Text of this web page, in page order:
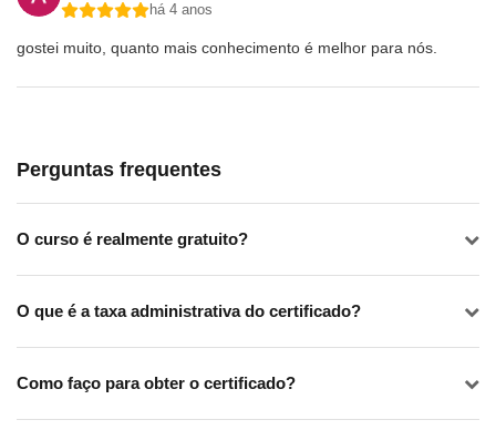
há 4 anos
gostei muito, quanto mais conhecimento é melhor para nós.
Perguntas frequentes
O curso é realmente gratuito?
O que é a taxa administrativa do certificado?
Como faço para obter o certificado?